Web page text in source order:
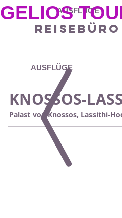
AUSFLÜGE
GELIOS
Reisebüro
AUSFLÜGE
KNOSSOS-
Palast von Knossos, Lassithi-